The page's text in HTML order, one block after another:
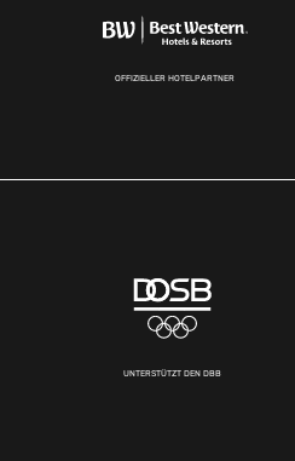
OFFIZIELLER HOTELPARTNER
UNTERSTÜTZT DEN DBB